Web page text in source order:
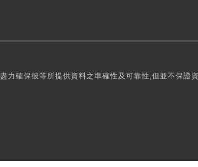
力確保彼等所提供資料之準確性及可靠性,但並不保證